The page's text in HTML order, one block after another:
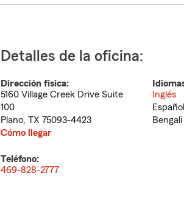
Detalles de la oficina:
Dirección física:
5160 Village Creek Drive Suite
100
Plano, TX 75093-4423
Cómo llegar
Inglés
Español
Bengali
Teléfono:
469-828-2777